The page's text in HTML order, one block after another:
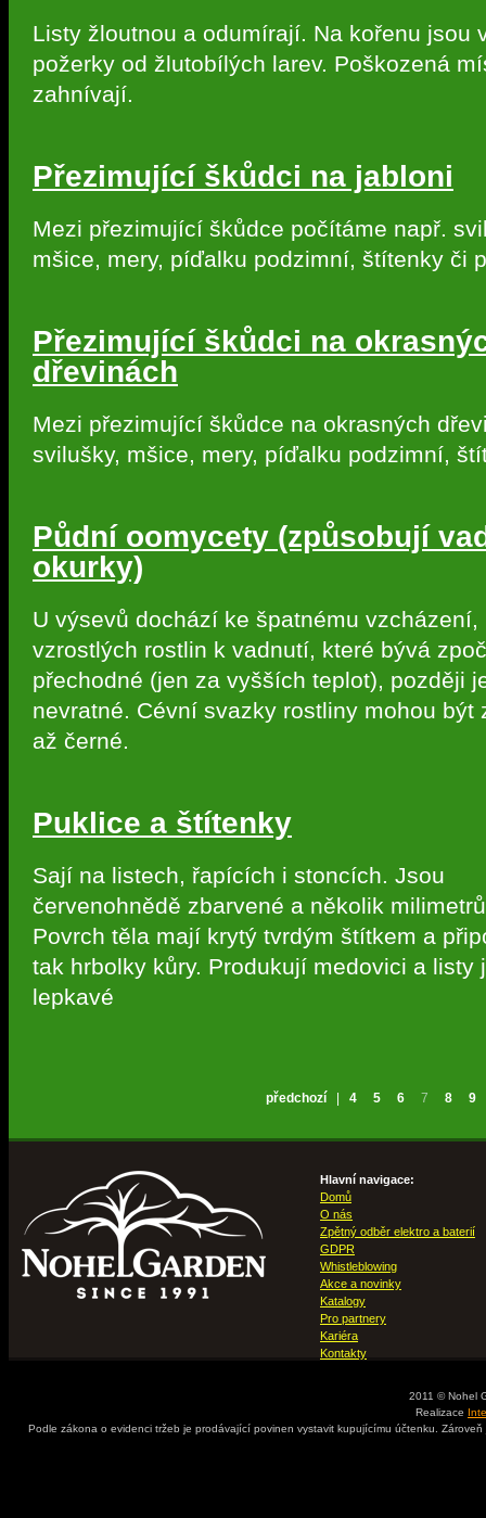
Listy žloutnou a odumírají. Na kořenu jsou
požerky od žlutobílých larev. Poškozená
zahnívají.
Přezimující škůdci na jabloni
Mezi přezimující škůdce počítáme např.
mšice, mery, píďalku podzimní, štítenky či
Přezimující škůdci na
dřevinách
Mezi přezimující škůdce na okrasných
svilušky, mšice, mery, píďalku podzimní,
Půdní oomycety (způsobují
okurky)
U výsevů dochází ke špatnému vzcházení,
vzrostlých rostlin k vadnutí, které bývá
přechodné (jen za vyšších teplot), později
nevratné. Cévní svazky rostliny mohou být
až černé.
Puklice a štítenky
Sají na listech, řapících i stoncích. Jsou
červenohnědě zbarvené a několik
Povrch těla mají krytý tvrdým štítkem a
tak hrbolky kůry. Produkují medovici a listy
lepkavé
předchozí 4 5 6 7 8 9
Hlavní navigace:
Domů
O nás
Zpětný odběr elektro a baterií
GDPR
Whistleblowing
Akce a novinky
Katalogy
Pro partnery
Kariéra
Kontakty
2011 © Nohel
Realizace
Podle zákona o evidenci tržeb je prodávající povinen vystavit kupujícímu účtenku.